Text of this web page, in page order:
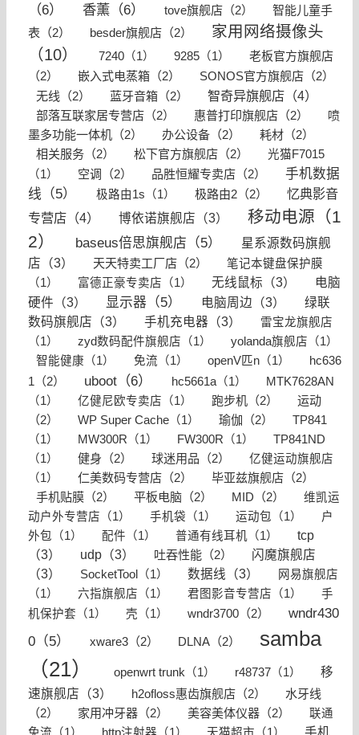
（6）
香薰（6） tove旗舰店（2）
智能儿童手
表（2）
besder旗舰店（2）
家用网络摄像头
（10）
7240（1） 9285（1）
老板官方旗舰店
（2）
嵌入式电蒸箱（2）
SONOS官方旗舰店（2）
无线（2）
蓝牙音箱（2） 智奇异旗舰店（4）
部落互联家居专营店（2） 惠普打印旗舰店（2）
喷
墨多功能一体机（2）
办公设备（2）
耗材（2）
相关服务（2）
松下官方旗舰店（2）
光猫F7015
（1）
空调（2） 品胜恒耀专卖店（2）
手机数据
线（5）
极路由1s（1） 极路由2（2）
忆典影音
专营店（4）
博依诺旗舰店（3）
移动电源（1
2）
baseus倍思旗舰店（5）
星系源数码旗舰
店（3）
天天特卖工厂店（2）
笔记本键盘保护膜
（1）
富德正豪专卖店（1） 无线鼠标（3）
电脑
硬件（3）
显示器（5） 电脑周边（3）
绿联
数码旗舰店（3）
手机充电器（3）
雷宝龙旗舰店
（1）
zyd数码配件旗舰店（1）
yolanda旗舰店（1）
智能健康（1）
免流（1） openV匹n（1）
hc636
1（2）
uboot（6） hc5661a（1）
MTK7628AN
（1）
亿健尼欧专卖店（1） 跑步机（2）
运动
（2）
WP Super Cache（1） 瑜伽（2）
TP841
（1）
MW300R（1） FW300R（1）
TP841ND
（1）
健身（2） 球迷用品（2）
亿健运动旗舰店
（1）
仁美数码专营店（2）
毕亚兹旗舰店（2）
手机贴膜（2）
平板电脑（2） MID（2）
维凯运
动户外专营店（1）
手机袋（1） 运动包（1）
户
外包（1）
配件（1） 普通有线耳机（1）
tcp
（3）
udp（3） 吐吞性能（2）
闪魔旗舰店
（3）
SocketTool（1） 数据线（3）
网易旗舰店
（1）
六指旗舰店（1） 君图影音专营店（1）
手
机保护套（1）
壳（1） wndr3700（2）
wndr430
0（5）
xware3（2） DLNA（2）
samba
（21）
openwrt trunk（1） r48737（1）
移
速旗舰店（3）
h2ofloss惠齿旗舰店（2）
水牙线
（2）
家用冲牙器（2） 美容美体仪器（2）
联通
免流（1）
http注射器（1） 天猫超市（1） 手机